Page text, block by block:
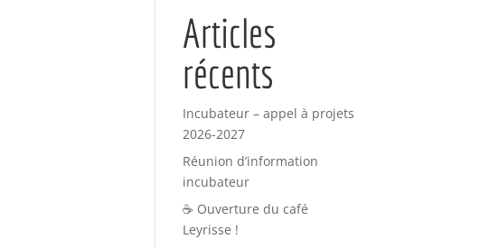
Articles
récents
Incubateur – appel à projets
2026-2027
Réunion d’information
incubateur
☕ Ouverture du café
Leyrisse !